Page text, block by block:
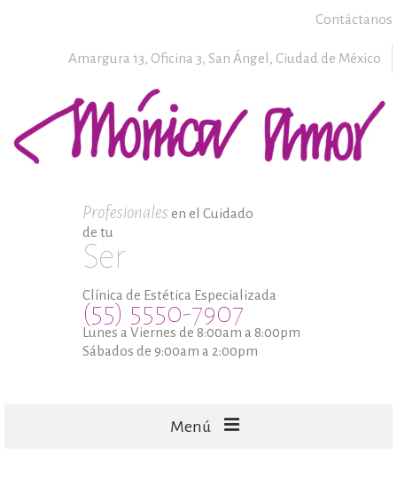
Contáctanos
Amargura 13, Oficina 3, San Ángel, Ciudad de México
Profesionales en el Cuidado
de tu
Ser
Clínica de Estética Especializada
(55) 5550-7907
Lunes a Viernes de 8:00am a 8:00pm
Sábados de 9:00am a 2:00pm
Menú